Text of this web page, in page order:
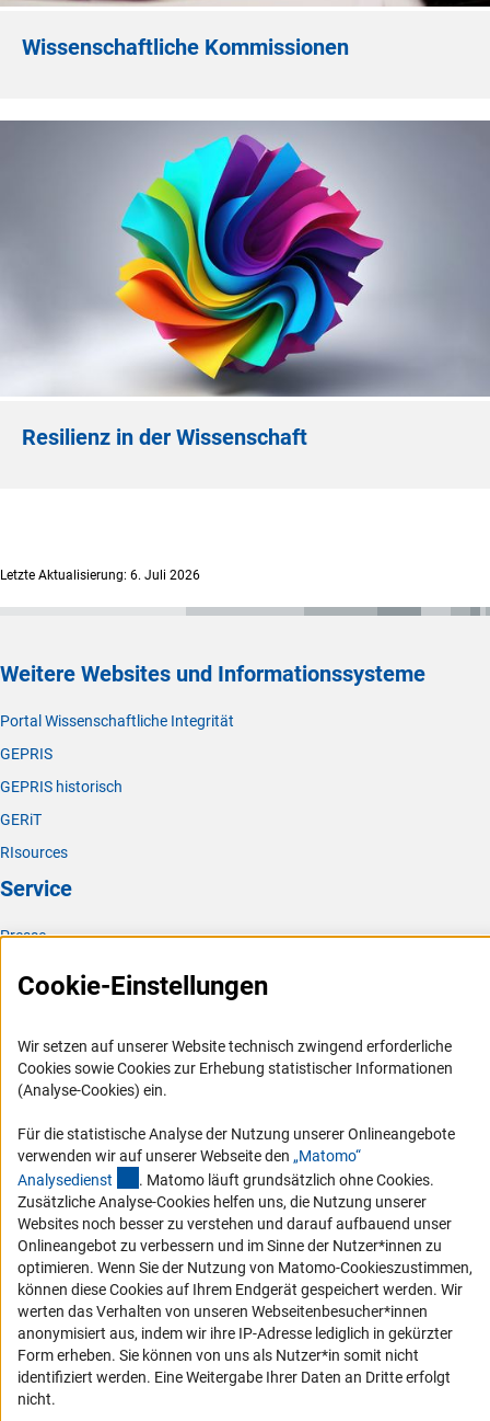
Wissenschaftliche Kommissionen
Resilienz in der Wissenschaft
Letzte Aktualisierung: 6. Juli 2026
Weitere Websites und Informationssysteme
Portal Wissenschaftliche Integrität
GEPRIS
GEPRIS historisch
GERiT
RIsources
Service
Presse
RSS-Feeds
Compliance
Vergabeverfahren
Barrierefreiheit
Service und Informationen für Menschen mit Behinderungen
Erklärung zur Barrierefreiheit
Barriere melden
DFG-aktuell
Erhalten Sie Neuigkeiten aus der DFG direkt in Ihr Mailpostfach oder
schauen Sie sich die Ausgaben online an.
Cookie-Einstellungen
Wir setzen auf unserer Website technisch zwingend erforderliche
Cookies sowie Cookies zur Erhebung statistischer Informationen
(Analyse-Cookies) ein.
Für die statistische Analyse der Nutzung unserer Onlineangebote
verwenden wir auf unserer Webseite den „Matomo“
Analysedienst (externer Link)
. Matomo läuft grundsätzlich ohne Cookies.
Zusätzliche Analyse-Cookies helfen uns, die Nutzung unserer
Websites noch besser zu verstehen und darauf aufbauend unser
Onlineangebot zu verbessern und im Sinne der Nutzer*innen zu
optimieren. Wenn Sie der Nutzung von Matomo-Cookieszustimmen,
können diese Cookies auf Ihrem Endgerät gespeichert werden. Wir
werten das Verhalten von unseren Webseitenbesucher*innen
anonymisiert aus, indem wir ihre IP-Adresse lediglich in gekürzter
Form erheben. Sie können von uns als Nutzer*in somit nicht
identifiziert werden. Eine Weitergabe Ihrer Daten an Dritte erfolgt
nicht.